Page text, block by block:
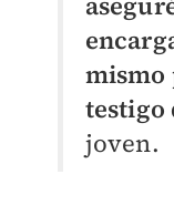
mismo
testigo
joven.